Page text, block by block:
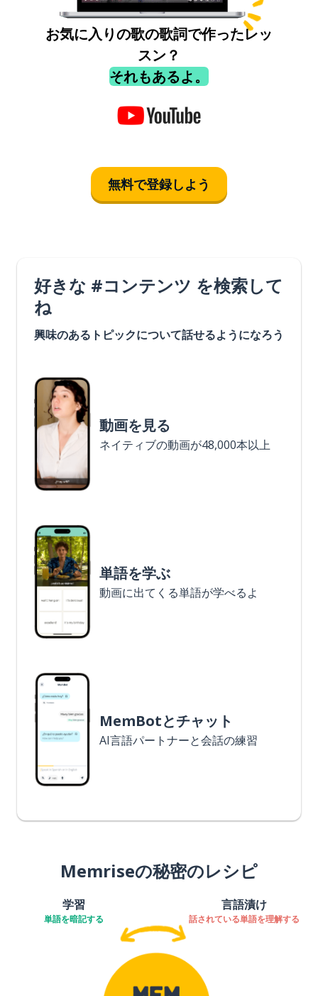
お気に入りの歌の歌詞で作ったレッ
スン？
それもあるよ。
無料で登録しよう
好きな #コンテンツ を検索して
ね
興味のあるトピックについて話せるようになろう
動画を見る
ネイティブの動画が48,000本以上
単語を学ぶ
動画に出てくる単語が学べるよ
MemBotとチャット
AI言語パートナーと会話の練習
Memriseの秘密のレシピ
学習
単語を暗記する
言語漬け
話されている単語を理解する